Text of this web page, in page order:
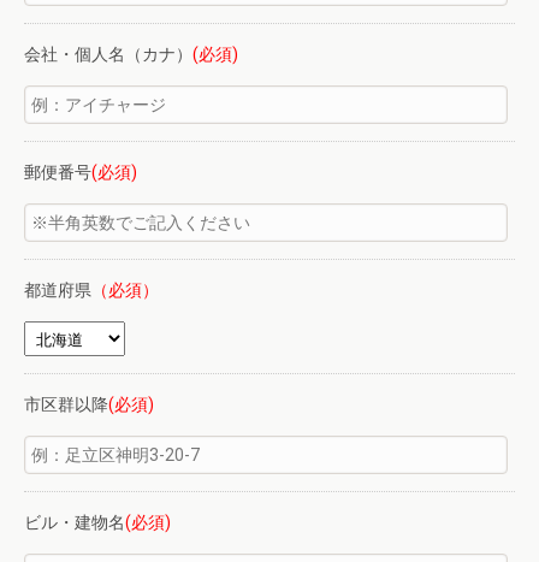
会社・個人名（カナ） (必須)
郵便番号(必須)
都道府県 （必須）
市区群以降(必須)
ビル・建物名(必須)